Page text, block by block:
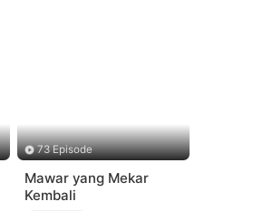
73 Episode
Mawar yang Mekar
Kembali